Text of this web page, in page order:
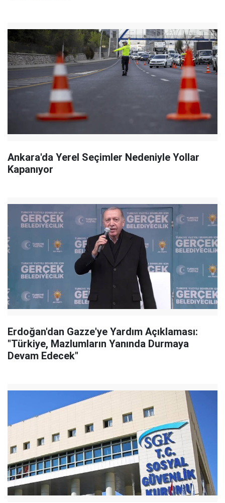
Ankara'da Yerel Seçimler Nedeniyle Yollar
Kapanıyor
Erdoğan'dan Gazze'ye Yardım Açıklaması:
"Türkiye, Mazlumların Yanında Durmaya
Devam Edecek"